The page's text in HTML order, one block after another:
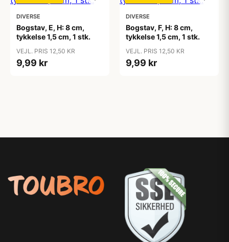
DIVERSE
Bogstav, E, H: 8 cm,
tykkelse 1,5 cm, 1 stk.
VEJL. PRIS 12,50 KR
9,99 kr
DIVERSE
Bogstav, F, H: 8 cm,
tykkelse 1,5 cm, 1 stk.
VEJL. PRIS 12,50 KR
9,99 kr